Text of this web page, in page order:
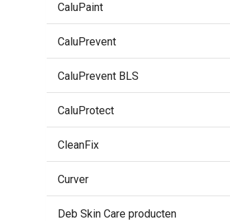
CaluPaint
CaluPrevent
CaluPrevent BLS
CaluProtect
CleanFix
Curver
Deb Skin Care producten